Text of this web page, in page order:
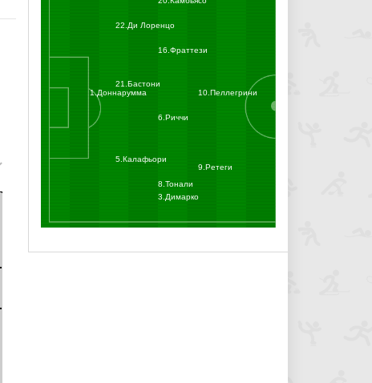
21.Бастони
22.Ди Лоренцо
3.Димарко
1.Доннарумма
5.Калафьори
10.Пеллегрини
9.Ретеги
6.Риччи
8.Тонали
16.Фраттези